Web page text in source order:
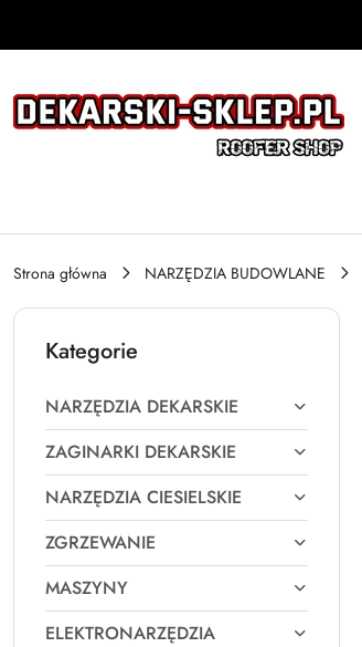
Strona główna NARZĘDZIA BUDOWLANE
Kategorie
NARZĘDZIA DEKARSKIE
ZAGINARKI DEKARSKIE
NARZĘDZIA CIESIELSKIE
ZGRZEWANIE
MASZYNY
ELEKTRONARZĘDZIA